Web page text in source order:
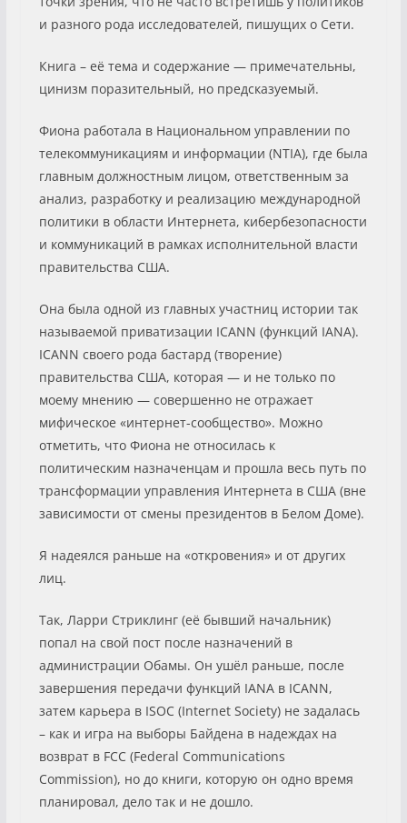
и разного рода исследователей, пишущих о Сети.
Книга – её тема и содержание — примечательны,
цинизм поразительный, но предсказуемый.
Фиона работала в Национальном управлении по
телекоммуникациям и информации (NTIA), где была
главным должностным лицом, ответственным за
анализ, разработку и реализацию международной
политики в области Интернета, кибербезопасности
и коммуникаций в рамках исполнительной власти
правительства США.
Она была одной из главных участниц истории так
называемой приватизации ICANN (функций IANA).
ICANN своего рода бастард (творение)
правительства США, которая — и не только по
моему мнению — совершенно не отражает
мифическое «интернет-сообщество». Можно
отметить, что Фиона не относилась к
политическим назначенцам и прошла весь путь по
трансформации управления Интернета в США (вне
зависимости от смены президентов в Белом Доме).
Я надеялся раньше на «откровения» и от других
лиц.
Так, Ларри Стриклинг (её бывший начальник)
попал на свой пост после назначений в
администрации Обамы. Он ушёл раньше, после
завершения передачи функций IANA в ICANN,
затем карьера в ISOC (Internet Society) не задалась
– как и игра на выборы Байдена в надеждах на
возврат в FCC (Federal Communications
Commission), но до книги, которую он одно время
планировал, дело так и не дошло.